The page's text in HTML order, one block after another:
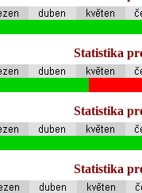
Statistika
Statistika
Statistika